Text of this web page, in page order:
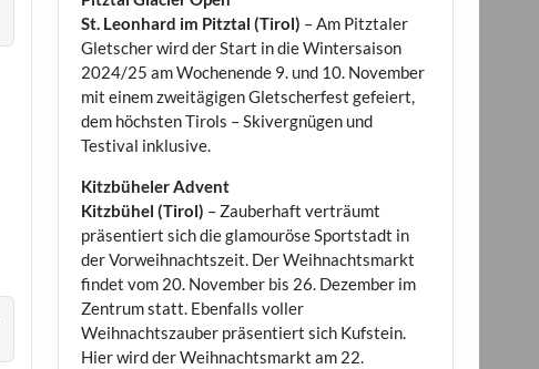
St. Leonhard im Pitztal (Tirol) – Am Pitztaler
Gletscher wird der Start in die Wintersaison
2024/25 am Wochenende 9. und 10. November
mit einem zweitägigen Gletscherfest gefeiert,
dem höchsten Tirols – Skivergnügen und
Testival inklusive.
Kitzbüheler Advent
Kitzbühel (Tirol) – Zauberhaft verträumt
präsentiert sich die glamouröse Sportstadt in
der Vorweihnachtszeit. Der Weihnachtsmarkt
findet vom 20. November bis 26. Dezember im
Zentrum statt. Ebenfalls voller
Weihnachtszauber präsentiert sich Kufstein.
Hier wird der Weihnachtsmarkt am 22.